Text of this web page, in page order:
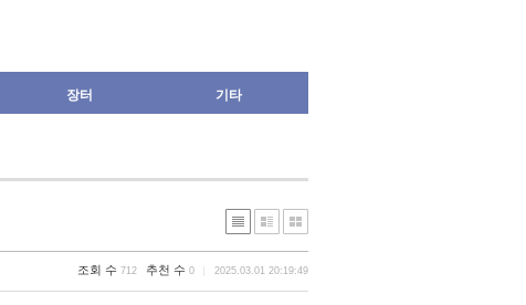
장터 기타
조회 수 712 추천 수 0 2025.03.01 20:19:49